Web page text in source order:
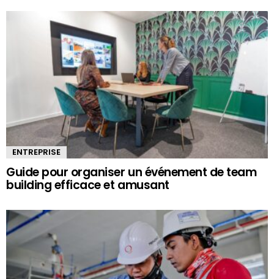
ENTREPRISE
Guide pour organiser un événement de team
building efficace et amusant